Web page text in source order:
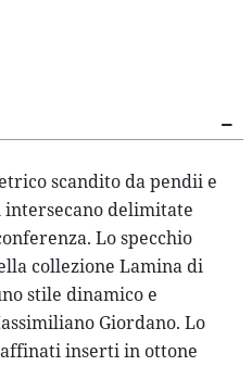
scandito da pendii e
delimitate
Lospecchio
collezione Lamina di
stile dinamico e
Giordano. Lo
inserti in ottone